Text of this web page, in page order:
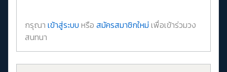
กรุณา เข้าสู่ระบบ หรือ สมัครสมาชิกใหม่ เพื่อเข้าร่วมวง
สนทนา